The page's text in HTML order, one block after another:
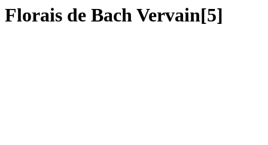
Florais de Bach Vervain[5]